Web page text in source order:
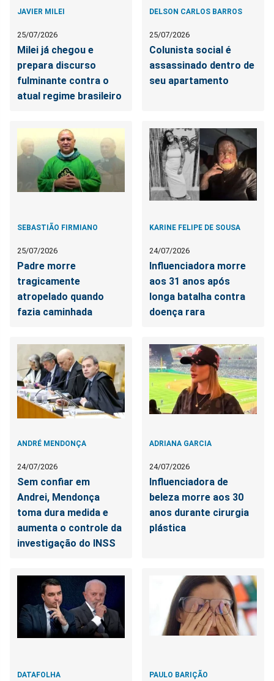
JAVIER MILEI
25/07/2026
Milei já chegou e
prepara discurso
fulminante contra o
atual regime brasileiro
DELSON CARLOS BARROS
25/07/2026
Colunista social é
assassinado dentro de
seu apartamento
SEBASTIÃO FIRMIANO
25/07/2026
Padre morre
tragicamente
atropelado quando
fazia caminhada
KARINE FELIPE DE SOUSA
24/07/2026
Influenciadora morre
aos 31 anos após
longa batalha contra
doença rara
ANDRÉ MENDONÇA
24/07/2026
Sem confiar em
Andrei, Mendonça
toma dura medida e
aumenta o controle da
investigação do INSS
ADRIANA GARCIA
24/07/2026
Influenciadora de
beleza morre aos 30
anos durante cirurgia
plástica
DATAFOLHA PAULO BARIÇÃO